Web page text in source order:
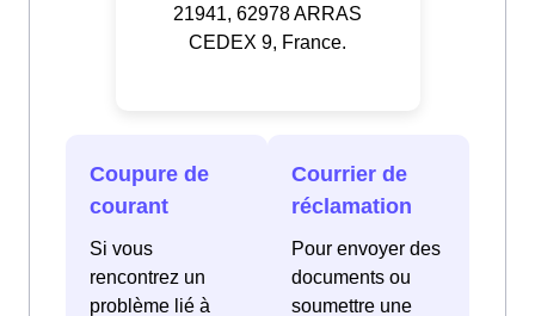
21941, 62978 ARRAS
CEDEX 9, France.
Coupure de
courant
Si vous
rencontrez un
problème lié à
Courrier de
réclamation
Pour envoyer des
documents ou
soumettre une